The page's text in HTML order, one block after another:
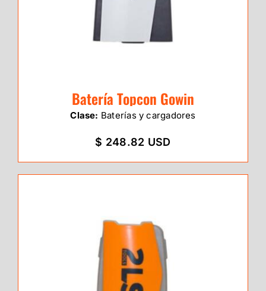
Batería Topcon Gowin
Clase: Baterías y cargadores
$ 248.82 USD